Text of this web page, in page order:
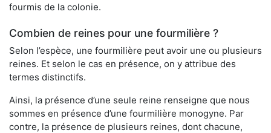
fourmis de la colonie.
Combien de reines pour une fourmilière ?
Selon l’espèce, une fourmilière peut avoir une ou plusieurs
reines. Et selon le cas en présence, on y attribue des
termes distinctifs.
Ainsi, la présence d’une seule reine renseigne que nous
sommes en présence d’une fourmilière monogyne. Par
contre, la présence de plusieurs reines, dont chacune,